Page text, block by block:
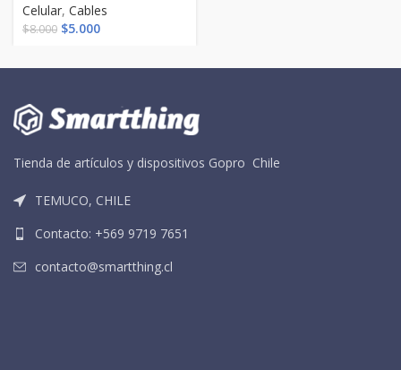
Celular, Cables
$8.000 El
$5.000El
Tienda de artículos y dispositivos Gopro Chile
TEMUCO, CHILE
Contacto: +569 9719 7651
contacto@smartthing.cl